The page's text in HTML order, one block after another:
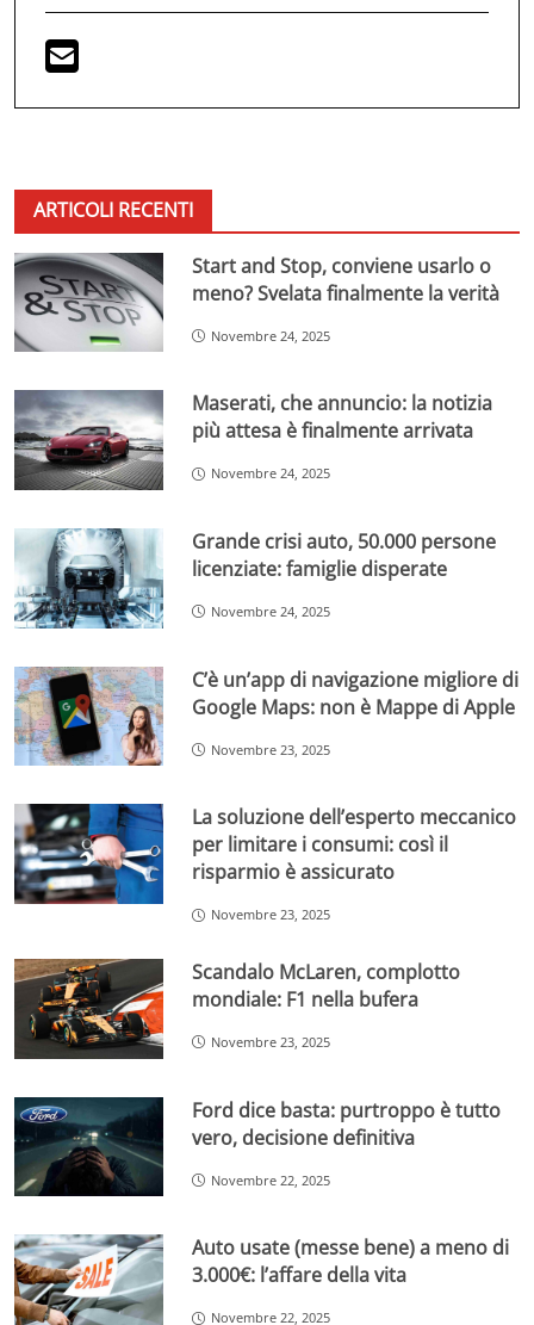
ARTICOLI RECENTI
Start and Stop, conviene usarlo o
meno? Svelata finalmente la verità
Novembre 24, 2025
Maserati, che annuncio: la notizia
più attesa è finalmente arrivata
Novembre 24, 2025
Grande crisi auto, 50.000 persone
licenziate: famiglie disperate
Novembre 24, 2025
C’è un’app di navigazione migliore di
Google Maps: non è Mappe di Apple
Novembre 23, 2025
La soluzione dell’esperto meccanico
per limitare i consumi: così il
risparmio è assicurato
Novembre 23, 2025
Scandalo McLaren, complotto
mondiale: F1 nella bufera
Novembre 23, 2025
Ford dice basta: purtroppo è tutto
vero, decisione definitiva
Novembre 22, 2025
Auto usate (messe bene) a meno di
3.000€: l’affare della vita
Novembre 22, 2025